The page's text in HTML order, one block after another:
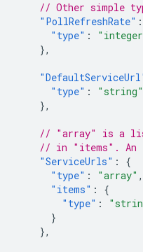
// Other simple
"PollRefreshRate" :
"type" :
},
"type" :
"string"
},
// "array" is a list
// in "items". An
"ServiceUrls" :
{
"type" : "array" ,
"items" :
{
"type" :
}
},